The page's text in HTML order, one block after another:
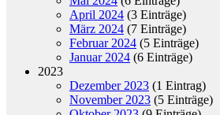
April 2024 (3 Einträge)
März 2024 (7 Einträge)
Februar 2024 (5 Einträge)
Januar 2024 (6 Einträge)
2023
Dezember 2023 (1 Eintrag)
November 2023 (5 Einträge)